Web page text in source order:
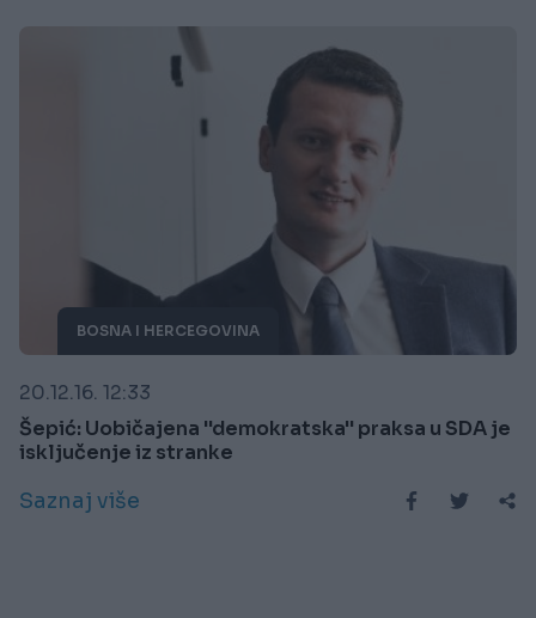
BOSNA I HERCEGOVINA
20.12.16. 12:33
Šepić: Uobičajena ''demokratska'' praksa u SDA je
isključenje iz stranke
Saznaj više